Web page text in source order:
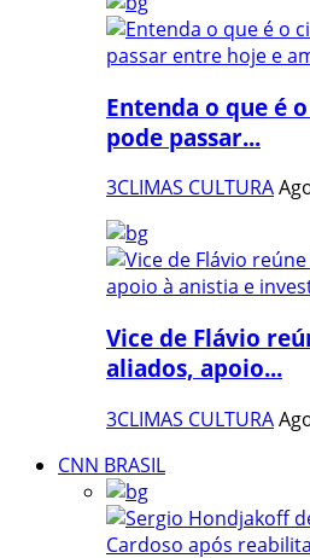
Entenda o que é
pode passar...
3CLIMAS CULTURA
Vice de Flávio
aliados, apoio...
3CLIMAS CULTURA
CNN BRASIL